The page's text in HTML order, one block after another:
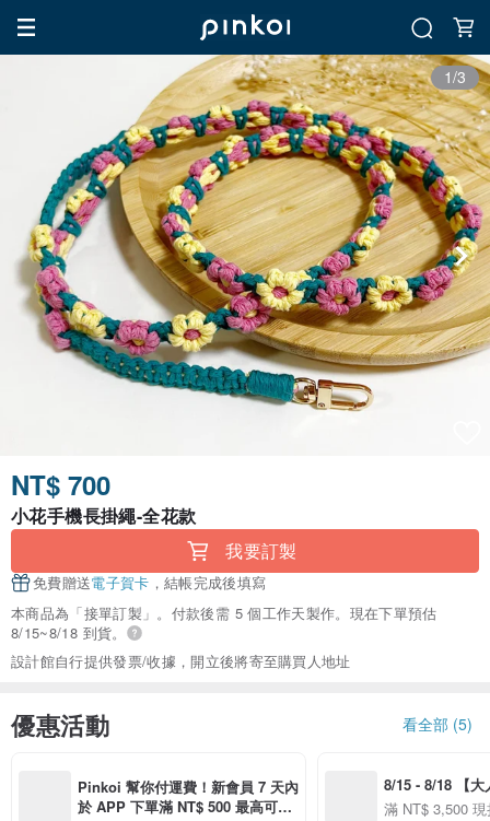
1/3
NT$ 700
小花手機長掛繩-全花款
我要訂製
免費贈送電子賀卡 ，結帳完成後填寫
本商品為「接單訂製」。付款後需 5 個工作天製作。現在下單預估
8/15~8/18 到貨。
設計館自行提供發票/收據，開立後將寄至購買人地址
優惠活動 看全部 (5)
Pinkoi 幫你付運費！新會員 7 天內
於 APP 下單滿 NT$ 500 最高可折
8/15 - 8/18 【大
季】滿
滿 NT$ 3,500